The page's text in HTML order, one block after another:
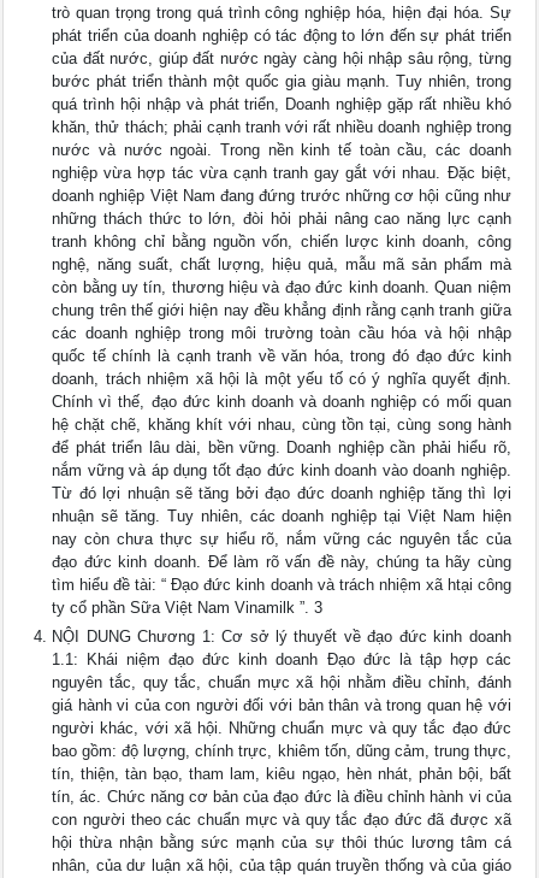
trò quan trọng trong quá trình công nghiệp hóa, hiện đại hóa. Sự
phát triển của doanh nghiệp có tác động to lớn đến sự phát triển
của đất nước, giúp đất nước ngày càng hội nhập sâu rộng, từng
bước phát triển thành một quốc gia giàu mạnh. Tuy nhiên, trong
quá trình hội nhập và phát triển, Doanh nghiệp gặp rất nhiều khó
khăn, thử thách; phải cạnh tranh với rất nhiều doanh nghiệp trong
nước và nước ngoài. Trong nền kinh tế toàn cầu, các doanh
nghiệp vừa hợp tác vừa cạnh tranh gay gắt với nhau. Đặc biệt,
doanh nghiệp Việt Nam đang đứng trước những cơ hội cũng như
những thách thức to lớn, đòi hỏi phải nâng cao năng lực cạnh
tranh không chỉ bằng nguồn vốn, chiến lược kinh doanh, công
nghệ, năng suất, chất lượng, hiệu quả, mẫu mã sản phẩm mà
còn bằng uy tín, thương hiệu và đạo đức kinh doanh. Quan niệm
chung trên thế giới hiện nay đều khẳng định rằng cạnh tranh giữa
các doanh nghiệp trong môi trường toàn cầu hóa và hội nhập
quốc tế chính là cạnh tranh về văn hóa, trong đó đạo đức kinh
doanh, trách nhiệm xã hội là một yếu tố có ý nghĩa quyết định.
Chính vì thế, đạo đức kinh doanh và doanh nghiệp có mối quan
hệ chặt chẽ, khăng khít với nhau, cùng tồn tại, cùng song hành
để phát triển lâu dài, bền vững. Doanh nghiệp cần phải hiểu rõ,
nắm vững và áp dụng tốt đạo đức kinh doanh vào doanh nghiệp.
Từ đó lợi nhuận sẽ tăng bởi đạo đức doanh nghiệp tăng thì lợi
nhuận sẽ tăng. Tuy nhiên, các doanh nghiệp tại Việt Nam hiện
nay còn chưa thực sự hiểu rõ, nắm vững các nguyên tắc của
đạo đức kinh doanh. Để làm rõ vấn đề này, chúng ta hãy cùng
tìm hiểu đề tài: “ Đạo đức kinh doanh và trách nhiệm xã htại công
ty cổ phần Sữa Việt Nam Vinamilk ”. 3
NỘI DUNG Chương 1: Cơ sở lý thuyết về đạo đức kinh doanh
1.1: Khái niệm đạo đức kinh doanh Đạo đức là tập hợp các
nguyên tắc, quy tắc, chuẩn mực xã hội nhằm điều chỉnh, đánh
giá hành vi của con người đối với bản thân và trong quan hệ với
người khác, với xã hội. Những chuẩn mực và quy tắc đạo đức
bao gồm: độ lượng, chính trực, khiêm tốn, dũng cảm, trung thực,
tín, thiện, tàn bạo, tham lam, kiêu ngạo, hèn nhát, phản bội, bất
tín, ác. Chức năng cơ bản của đạo đức là điều chỉnh hành vi của
con người theo các chuẩn mực và quy tắc đạo đức đã được xã
hội thừa nhận bằng sức mạnh của sự thôi thúc lương tâm cá
nhân, của dư luận xã hội, của tập quán truyền thống và của giáo